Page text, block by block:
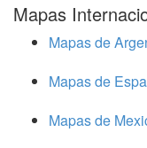
Mapas
Mapas de
Mapas de
Mapas de